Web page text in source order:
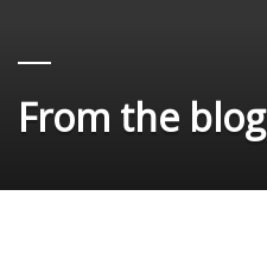
From the blog